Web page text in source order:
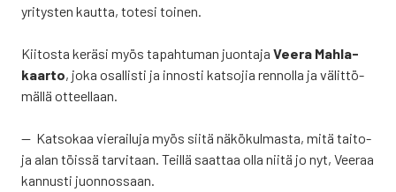
yri­tys­ten kaut­ta, tote­si toi­nen.
Kii­tos­ta kerä­si myös tapah­tu­man juon­ta­ja Vee­ra Mah­la­
kaar­to, joka osal­lis­ti ja innos­ti kat­so­jia ren­nol­la ja välit­tö­
mäl­lä otteel­laan.
— Kat­so­kaa vie­rai­lu­ja myös sii­tä näkö­kul­mas­ta, mitä tai­to­
ja alan töis­sä tar­vi­taan. Teil­lä saat­taa olla nii­tä jo nyt, Vee­raa
kan­nus­ti juon­nos­saan.